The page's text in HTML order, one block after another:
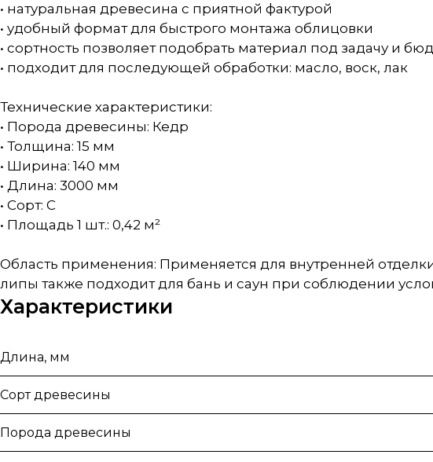
• натуральная древесина с приятной фактурой
• удобный формат для быстрого монтажа облицовки
• сортность позволяет подобрать материал под задачу и
• подходит для последующей обработки: масло, воск, лак
Технические характеристики:
• Порода древесины: Кедр
• Толщина: 15 мм
• Ширина: 140 мм
• Длина: 3000 мм
• Сорт: С
• Площадь 1 шт.: 0,42 м²
Область применения: Применяется для внутренней
липы также подходит для бань и саун при соблюдении
Характеристики
Длина, мм
Сорт древесины
Порода древесины